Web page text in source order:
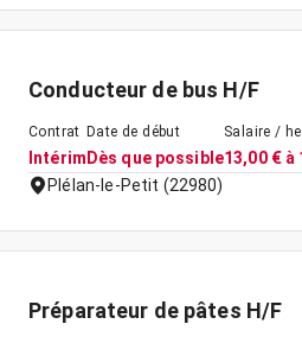
Conducteur de bus H/F
Contrat
Intérim
Date de début
Dès que possible
Salaire /
13,00 € à
Plélan-le-Petit (22980)
Préparateur de pâtes H/F